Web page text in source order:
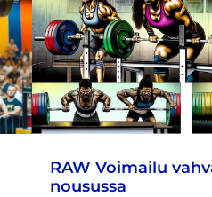
RAW Voimailu
nousussa